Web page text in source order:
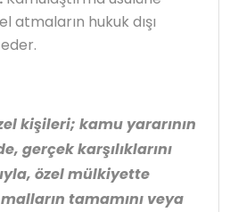
atmaların hukuk dışı
kişileri; kamu yararının
gerçek karşılıklarını
özel mülkiyette
tamamını veya